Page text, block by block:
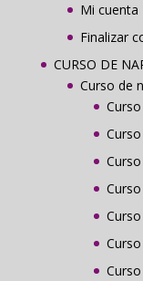
Mi cuenta
Finalizar
CURSO DE
Curso de